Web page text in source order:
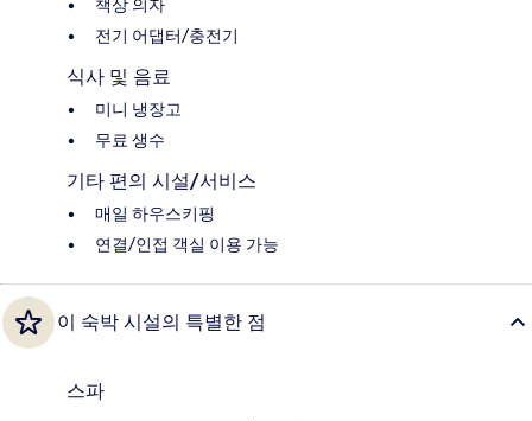
책상 의자
전기 어댑터/충전기
식사 및 음료
미니 냉장고
무료 생수
기타 편의 시설/서비스
매일 하우스키핑
연결/인접 객실 이용 가능
이 숙박 시설의 특별한 점
스파